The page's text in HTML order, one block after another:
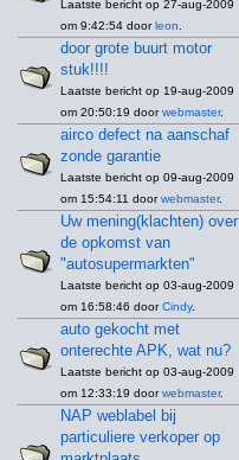
Laatste bericht op 27-aug-2009
om 9:42:54 doorleon
door grote buurt motor
stuk!!!!
Laatste bericht op 19-aug-2009
om 20:50:19 doorwebmaster.
airco defect na aanschaf
zonde garantie
Laatste bericht op 09-aug-2009
om 15:54:11 doorwebmaster.
Uw mening(klachten) over
de opkomst van
"autosupermarkten"
Laatste bericht op 03-aug-2009
om 16:58:46 doorCindy.
auto gekocht met
onterechte APK, wat nu?
Laatste bericht op 03-aug-2009
om 12:33:19 doorwebmaster.
NAP weblabel bij
particuliere verkoper op